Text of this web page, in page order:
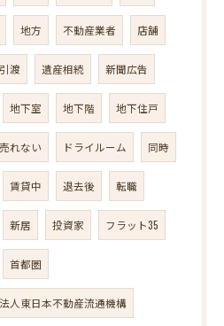
地方 不動産業者 店舗
引渡 遺産相続 新聞広告
地下室 地下階 地下住戸
売れない ドライルーム 同時
賃貸中 退去後 転職
新居 投資家 フラット35
首都圏
人東日本不動産流通機構